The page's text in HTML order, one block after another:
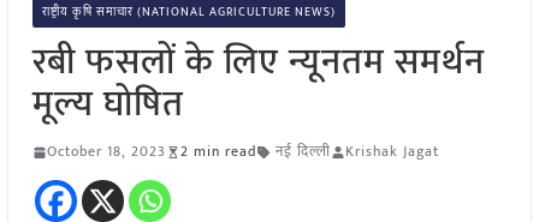
राष्ट्रीय कृषि समाचार (NATIONAL AGRICULTURE NEWS)
रबी फसलों के लिए न्यूनतम समर्थन
मूल्य घोषित
October 18, 2023 2 min read नई दिल्ली Krishak Jagat